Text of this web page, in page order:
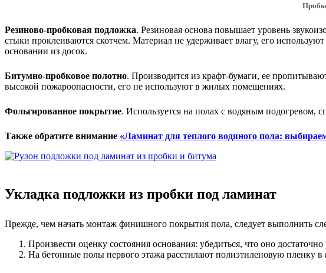
Резиново-пробковая подложка. Резиновая основа повышает уровень
стыки проклеиваются скотчем. Материал не удерживает влагу, его
основании из досок.
Битумно-пробковое полотно. Производится из крафт-бумаги, ее
высокой пожароопасности, его не используют в жилых помещениях.
Фольгированное покрытие. Используется на полах с водяным подогревом,
Также обратите внимание «Ламинат для теплого водяного пола:
Укладка подложки из пробки под ламинат
Прежде, чем начать монтаж финишного покрытия пола, следует выполнить
Произвести оценку состояния основания: убедиться, что оно
На бетонные полы первого этажа расстилают полиэтиленовую пленку в